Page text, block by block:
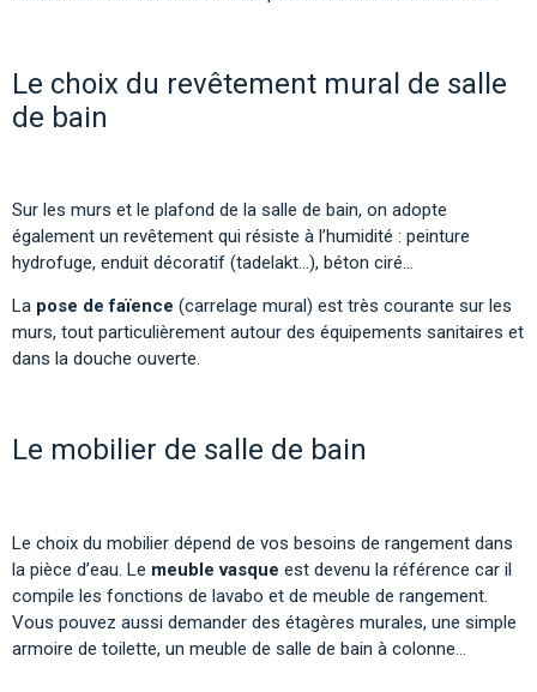
Le choix du revêtement mural de salle
de bain
Sur les murs et le plafond de la salle de bain, on adopte
également un revêtement qui résiste à l’humidité : peinture
hydrofuge, enduit décoratif (tadelakt…), béton ciré…
La pose de faïence (carrelage mural) est très courante sur les
murs, tout particulièrement autour des équipements sanitaires et
dans la douche ouverte.
Le mobilier de salle de bain
Le choix du mobilier dépend de vos besoins de rangement dans
la pièce d’eau. Le meuble vasque est devenu la référence car il
compile les fonctions de lavabo et de meuble de rangement.
Vous pouvez aussi demander des étagères murales, une simple
armoire de toilette, un meuble de salle de bain à colonne…